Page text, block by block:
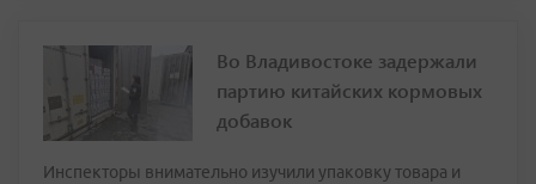
Во Владивостоке задержали
партию китайских кормовых
добавок
Инспекторы внимательно изучили упаковку товара и